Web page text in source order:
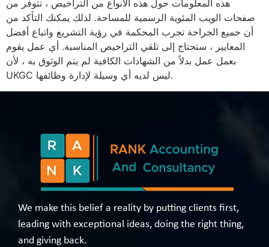
هذه المعلومات حول هذه الأنواع من التراخيص ، تتوفر من
صفحات الويب المئوية الرسمية للمساحة. لذلك يمكنك التأكد من
أن جميع الجراحة تجرب المحكمة في رؤية التشريع واتباع أفضل
المعايير ، ستحتاج إلى تلقي التراخيص المناسبة. أي عمل يقوم
بعمل عمل بدلاً من الشهادات الكافية لم يتم الوثوق به ، لأن
UKGC ليس لديه أي وسيلة لإدارة وظائفها.
We make this belief a reality by putting clients first,
leading with exceptional ideas, doing the right thing,
and giving back.